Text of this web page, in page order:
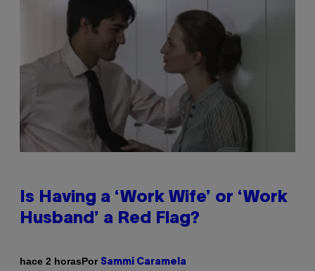
Is Having a ‘Work Wife’ or ‘Work
Husband’ a Red Flag?
hace 2 horasPor Sammi Caramela